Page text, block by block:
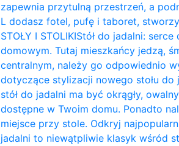
zapewnia przytulną przestrzeń, a
L dodasz fotel, pufę i taboret,
STOŁY I STOLIKIStół do jadalni:
domowym. Tutaj mieszkańcy jedzą,
centralnym, należy go odpowiednio
dotyczące stylizacji nowego stołu do
stół do jadalni ma być okrągły,
dostępne w Twoim domu. Ponadto
miejsce przy stole. Odkryj
jadalni to niewątpliwie klasyk wśród